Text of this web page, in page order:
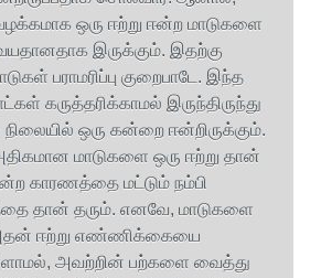
ஒரு ஈற்று ஈன்ற மாடுகளை
இருக்கும். இதற்கு
பராமரிப்பு குறைபாடே. இந்த
கருத்தரிக்காமல் இருந்திருந்து
ஒரு கன்றை ஈன்றிருக்கும்.
மாடுகளை ஒரு ஈற்று தான்
காரணத்தை மட்டும் நம்பி
தான் தரும். எனவே, மாடுகளை
ஈற்று எண்ணிக்கையை
அவற்றின் பற்களை வைத்து